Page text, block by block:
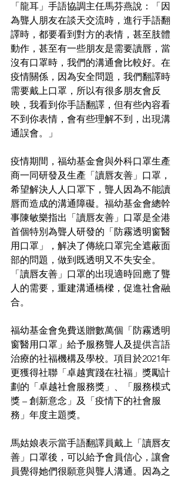
「龍耳」手語協調主任馬芬燕說：「因
為聾人朋友在談天交流時，進行手語翻
譯時，都要看到對方的表情，甚至肢體
動作，甚至有一些朋友是需要讀唇，當
沒有口罩時，我們的溝通會比較好。在
疫情關係，因為安全問題，我們翻譯時
需要戴上口罩，所以有很多朋友會反
映，我看到你手語翻譯，但有些內容看
不到你表情，會有些理解不到，出現溝
通誤會。」
疫情期間，福幼基金會與外科口罩生產
商一同研發及生產「讀唇友善」口罩，
希望解決人人口罩下，聾人因為不能讀
唇而造成的溝通障礙。福幼基金會總幹
事陳敏樂指出「讀唇友善」口罩是全港
首個特別為聾人研發的「防霧透明窗醫
用口罩」，解决了傳統口罩完全遮蔽面
部的問題，做到既透明又不失安全。
「讀唇友善」口罩的出現適時回應了聾
人的需要，重建溝通橋樑，促進社會融
合。
福幼基金會免費送贈數萬個「防霧透明
窗醫用口罩」給予服務聾人及提供言語
治療的社福機構及學校。項目於2021年
更獲得社聯「卓越實踐在社福」獎勵計
劃的「卓越社會服務獎」、「服務模式
獎 – 創新意念」及「疫情下的社會服
務」年度主題獎。
馬姑娘表示當手語翻譯員戴上「讀唇友
善」口罩後，可以給予會員信心，讓會
員覺得她們很願意與聾人溝通。因為之